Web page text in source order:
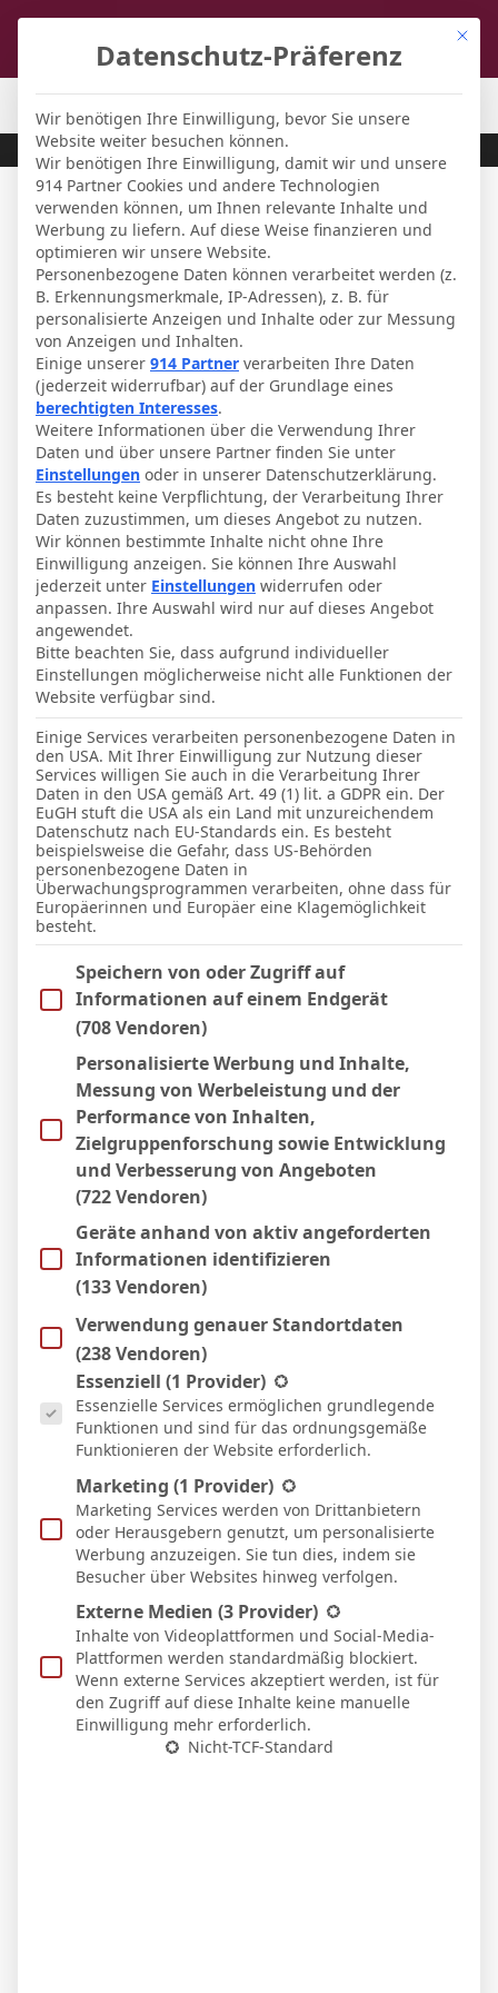
1. Liga
VfB Stuttgart
Seite 1 / 5
Letzter Beitrag RSS
dontriple
Themen, News und Berichte zum VFB
Stuttgart, die woanders nicht passen.
Unser Diskussionsthema.
Themenstarter
Veröffentlicht : 12. Dezember 2023 10:34
Michael Sassiereacted
BergischerLoewe
Die Saison 2023/2024: Chronologie
einer Erfolgsgeschichte
Mit dem Sieg gegen Borussia
Mönchengladbach und der damit
verbundenen Vizemeisterschaft endet eine
VfB-Saison für die Geschichtsbücher. Ob
die beiden 5:0-Heimsiege zum Auftakt,
zahlreiche Clubrekorde oder die
Champions-League-Qualifikation – hier
lassen wir die denkwürdige Spielzeit Revue
passieren.
Antwort
Mit
Datenschutz-Präferenz
Wir benötigen Ihre Einwilligung, bevor Sie unsere
Website weiter besuchen können.
Wir benötigen Ihre Einwilligung, damit wir und unsere
914 Partner Cookies und andere Technologien
verwenden können, um Ihnen relevante Inhalte und
Werbung zu liefern. Auf diese Weise finanzieren und
optimieren wir unsere Website.
Personenbezogene Daten können verarbeitet werden (z.
B. Erkennungsmerkmale, IP-Adressen), z. B. für
personalisierte Anzeigen und Inhalte oder zur Messung
von Anzeigen und Inhalten.
Einige unserer 914 Partner verarbeiten Ihre Daten
(jederzeit widerrufbar) auf der Grundlage eines
berechtigten Interesses.
Weitere Informationen über die Verwendung Ihrer
Daten und über unsere Partner finden Sie unter
Einstellungen oder in unserer Datenschutzerklärung.
Es besteht keine Verpflichtung, der Verarbeitung Ihrer
Daten zuzustimmen, um dieses Angebot zu nutzen.
Wir können bestimmte Inhalte nicht ohne Ihre
Einwilligung anzeigen. Sie können Ihre Auswahl
jederzeit unter Einstellungen widerrufen oder
anpassen. Ihre Auswahl wird nur auf dieses Angebot
angewendet.
Bitte beachten Sie, dass aufgrund individueller
Einstellungen möglicherweise nicht alle Funktionen der
Website verfügbar sind.
Einige Services verarbeiten personenbezogene Daten in
den USA. Mit Ihrer Einwilligung zur Nutzung dieser
Services willigen Sie auch in die Verarbeitung Ihrer
Daten in den USA gemäß Art. 49 (1) lit. a GDPR ein. Der
EuGH stuft die USA als ein Land mit unzureichendem
Datenschutz nach EU-Standards ein. Es besteht
beispielsweise die Gefahr, dass US-Behörden
personenbezogene Daten in
Überwachungsprogrammen verarbeiten, ohne dass für
Europäerinnen und Europäer eine Klagemöglichkeit
besteht.
Im Folgenden finden Sie eine Liste der Zwecke des IAB
Speichern von oder Zugriff auf
Informationen auf einem Endgerät
(708 Vendoren)
Personalisierte Werbung und Inhalte,
Messung von Werbeleistung und der
Performance von Inhalten,
Zielgruppenforschung sowie Entwicklung
und Verbesserung von Angeboten
(722 Vendoren)
Geräte anhand von aktiv angeforderten
Informationen identifizieren
(133 Vendoren)
Verwendung genauer Standortdaten
(238 Vendoren)
Es folgt eine Liste der Service-Gruppen, für die eine
Essenziell (1 Provider)
Essenzielle Services ermöglichen grundlegende
Funktionen und sind für das ordnungsgemäße
Funktionieren der Website erforderlich.
Marketing (1 Provider)
Marketing Services werden von Drittanbietern
oder Herausgebern genutzt, um personalisierte
Werbung anzuzeigen. Sie tun dies, indem sie
Besucher über Websites hinweg verfolgen.
Externe Medien (3 Provider)
Inhalte von Videoplattformen und Social-Media-
Plattformen werden standardmäßig blockiert.
Wenn externe Services akzeptiert werden, ist für
den Zugriff auf diese Inhalte keine manuelle
Einwilligung mehr erforderlich.
Nicht-TCF-Standard